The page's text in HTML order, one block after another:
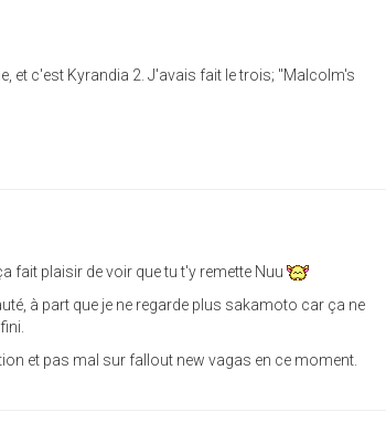
et c'est Kyrandia 2. J'avais fait le trois; "Malcolm's
fait plaisir de voir que tu t'y remette Nuu
à part que je ne regarde plus sakamoto car ça ne
et pas mal sur fallout new vagas en ce moment.